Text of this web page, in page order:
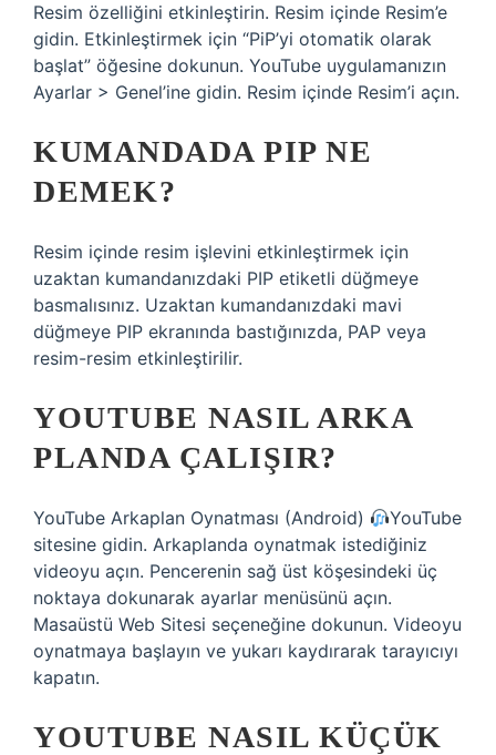
Resim özelliğini etkinleştirin. Resim içinde Resim’e
gidin. Etkinleştirmek için “PiP’yi otomatik olarak
başlat” öğesine dokunun. YouTube uygulamanızın
Ayarlar > Genel’ine gidin. Resim içinde Resim’i açın.
KUMANDADA PIP NE
DEMEK?
Resim içinde resim işlevini etkinleştirmek için
uzaktan kumandanızdaki PIP etiketli düğmeye
basmalısınız. Uzaktan kumandanızdaki mavi
düğmeye PIP ekranında bastığınızda, PAP veya
resim-resim etkinleştirilir.
YOUTUBE NASIL ARKA
PLANDA ÇALIŞIR?
YouTube Arkaplan Oynatması (Android)
YouTube
sitesine gidin. Arkaplanda oynatmak istediğiniz
videoyu açın. Pencerenin sağ üst köşesindeki üç
noktaya dokunarak ayarlar menüsünü açın.
Masaüstü Web Sitesi seçeneğine dokunun. Videoyu
oynatmaya başlayın ve yukarı kaydırarak tarayıcıyı
kapatın.
YOUTUBE NASIL KÜÇÜK